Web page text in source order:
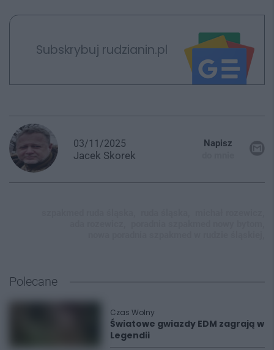
Subskrybuj rudzianin.pl
03/11/2025
Jacek Skorek
Napisz
Polecane
Czas Wolny
Światowe gwiazdy EDM zagrają w
Legendii